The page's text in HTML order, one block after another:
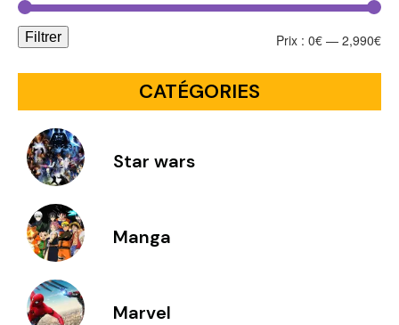
Filtrer Prix : 0€ — 2,990€
CATÉGORIES
Star wars
Manga
Marvel